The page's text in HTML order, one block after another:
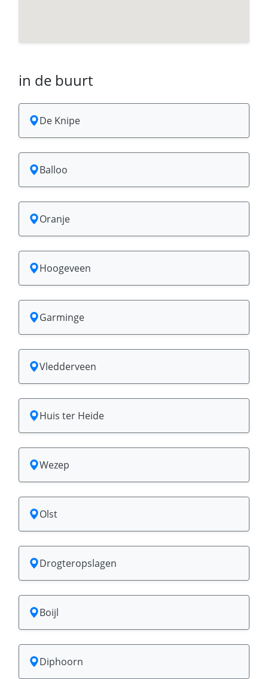
in de buurt
De Knipe
Balloo
Oranje
Hoogeveen
Garminge
Vledderveen
Huis ter Heide
Wezep
Olst
Drogteropslagen
Boijl
Diphoorn